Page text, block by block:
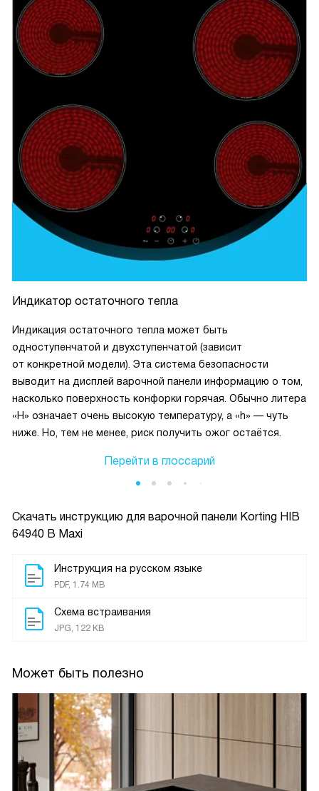
Скачать инструкцию для варочной панели Korting HIB
64940 B Maxi
Инструкция на русском языке
PDF, 1.74 MB
Схема встраивания
JPG, 122 KB
Может быть полезно
Индикатор остаточного тепла
Индикация остаточного тепла может быть
одноступенчатой и двухступенчатой (зависит
от конкретной модели). Эта система безопасности
выводит на дисплей варочной панели информацию о том,
насколько поверхность конфорки горячая. Обычно литера
«H» означает очень высокую температуру, а «h» — чуть
ниже. Но, тем не менее, риск получить ожог остаётся.
Перейти в глоссарий